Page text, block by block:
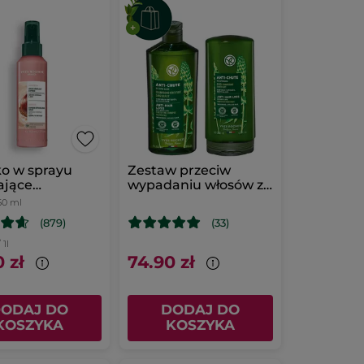
w sprayu
z
bio 150
ml
(879)
zł
DO
Zestaw przeciw
wypadaniu włosów z
(33)
74.90 zł
DODAJ DO
KOSZYKA